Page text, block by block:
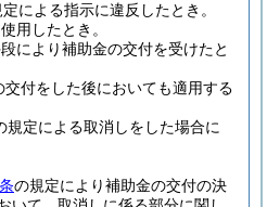
による指示に違反したとき。
用したとき。
により補助金の交付を受けたと
付をした後においても適用する
規定による取消しをした場合に
の規定により補助金の交付の決